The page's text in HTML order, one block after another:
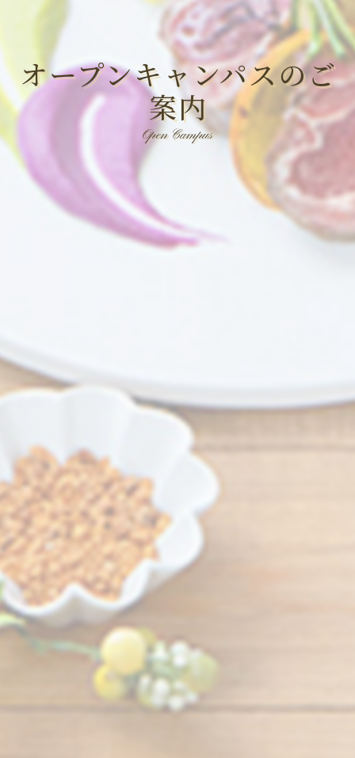
オープンキャンパスのご
案内
Open Campus